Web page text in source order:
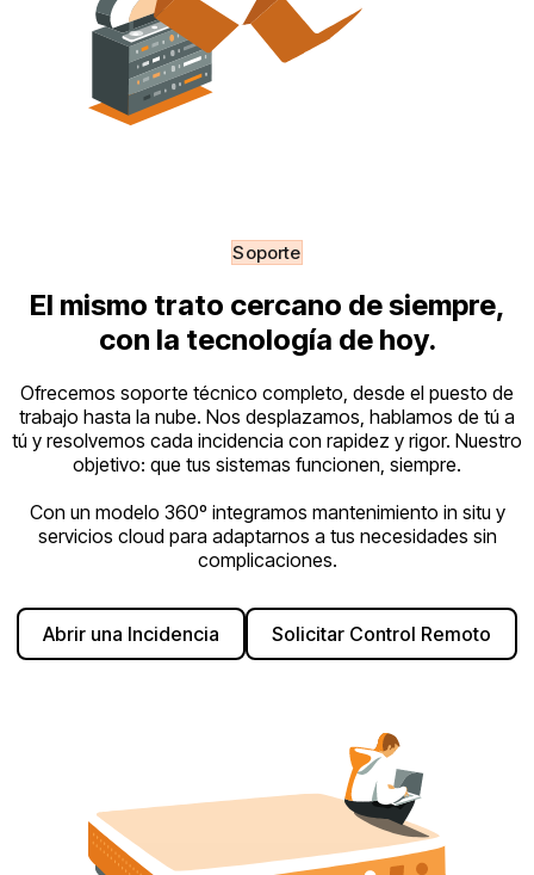
Soporte
El mismo trato cercano de siempre,
con la tecnología de hoy.
Ofrecemos soporte técnico completo, desde el puesto de
trabajo hasta la nube. Nos desplazamos, hablamos de tú a
tú y resolvemos cada incidencia con rapidez y rigor. Nuestro
objetivo: que tus sistemas funcionen, siempre.
Con un modelo 360º integramos mantenimiento in situ y
servicios cloud para adaptarnos a tus necesidades sin
complicaciones.
Abrir una Incidencia Solicitar Control Remoto